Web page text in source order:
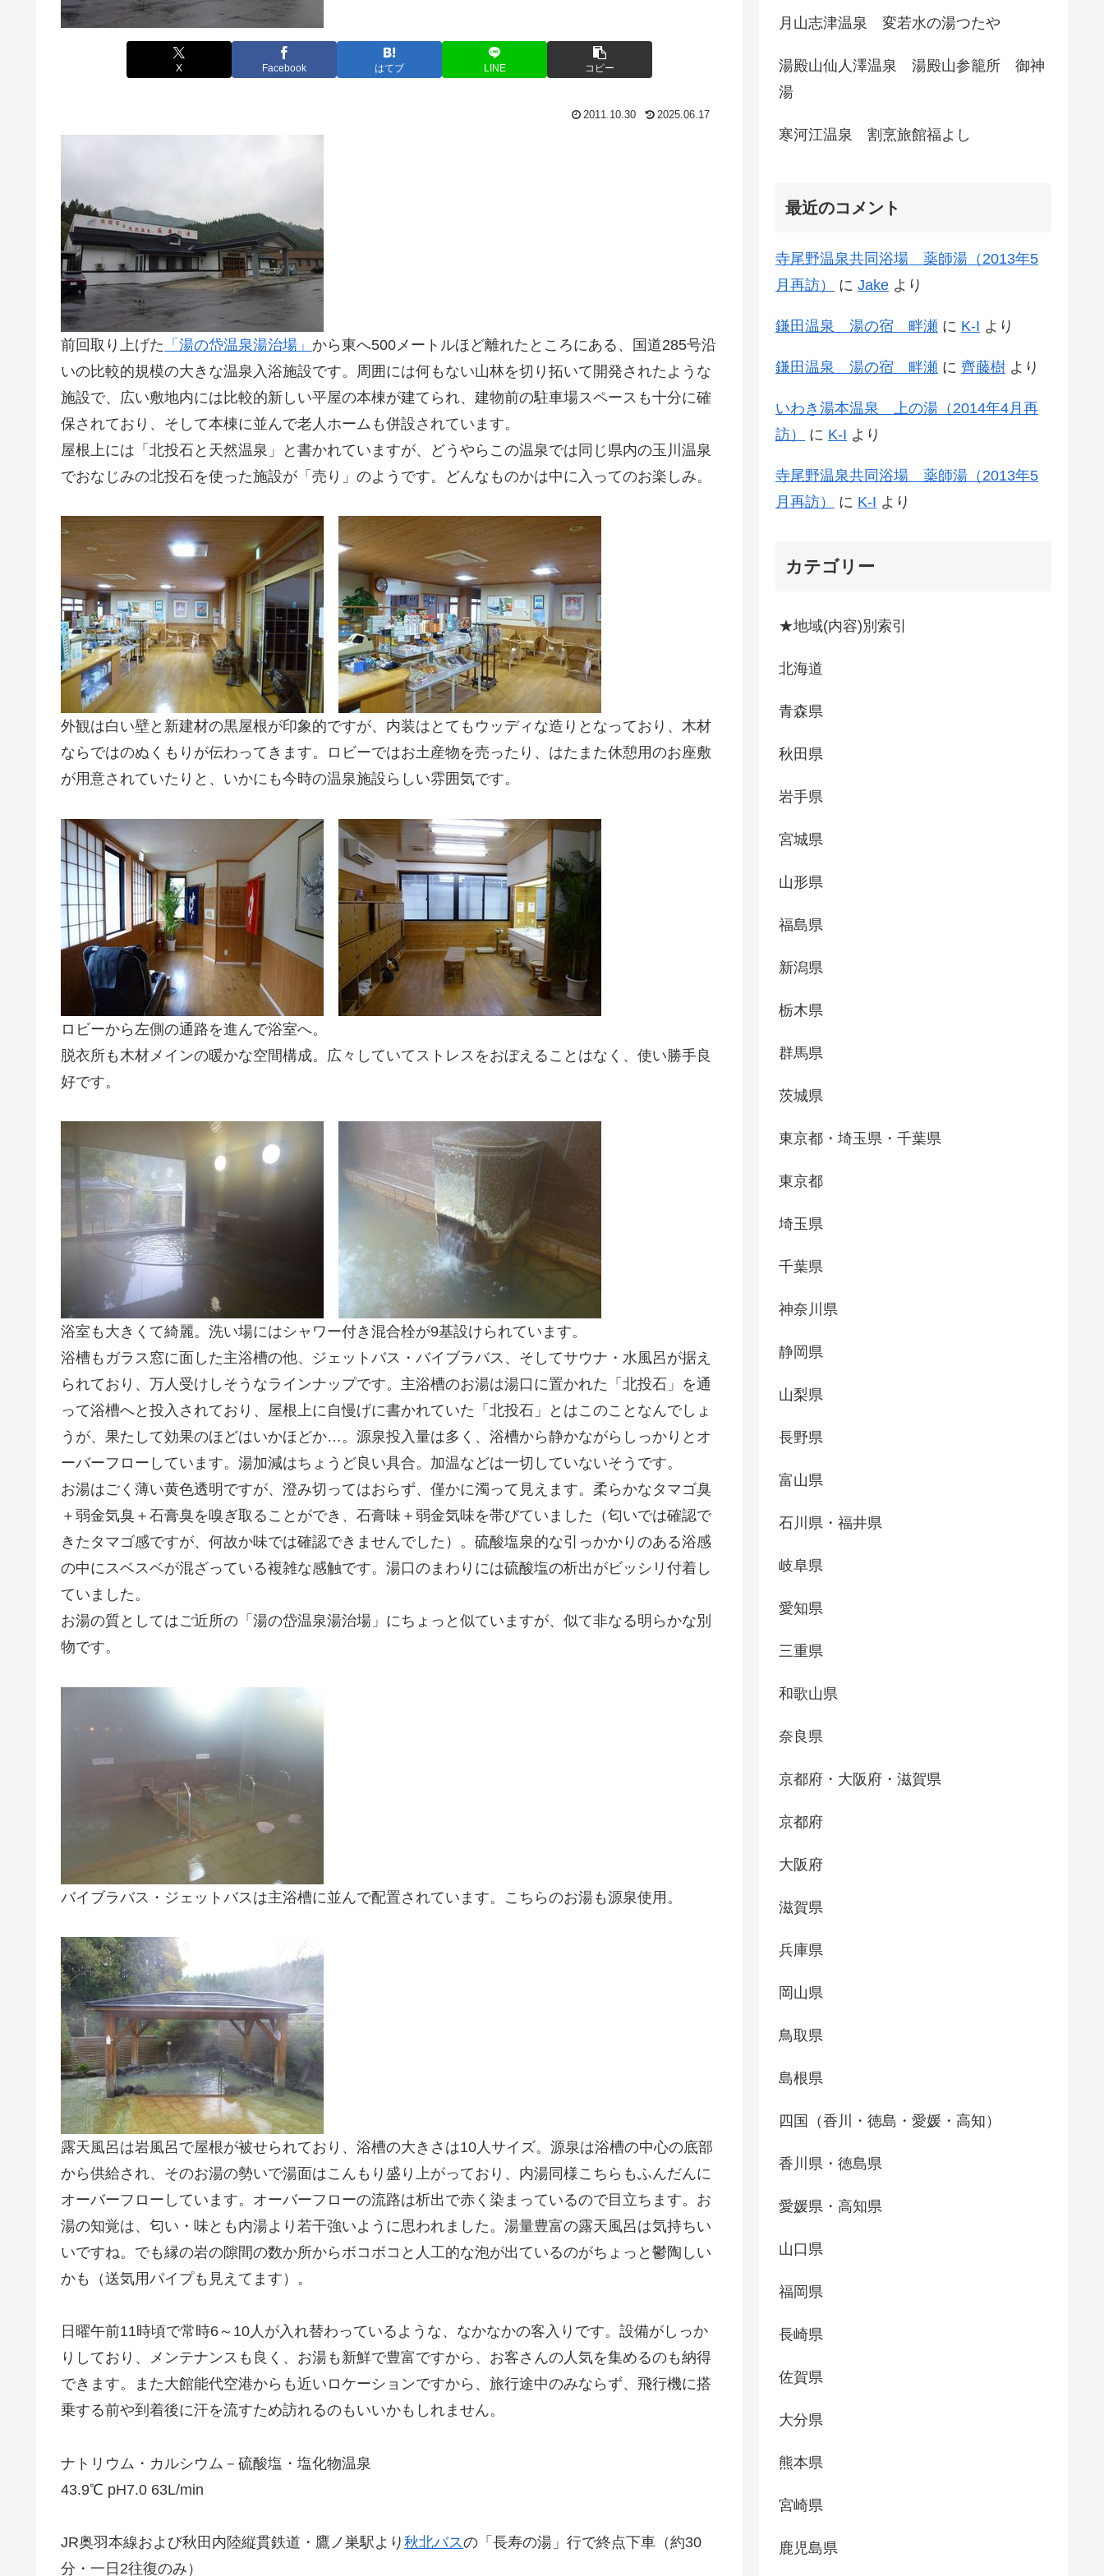
X Facebook はてブ LINE コピー
2011.10.30 2025.06.17
前回取り上げた 「湯の岱温泉湯治場」 から東へ500メートルほど離れたところにある、国道285号沿
いの比較的規模の大きな温泉入浴施設です。周囲には何もない山林を切り拓いて開発されたような
施設で、広い敷地内には比較的新しい平屋の本棟が建てられ、建物前の駐車場スペースも十分に確
保されており、そして本棟に並んで老人ホームも併設されています。
屋根上には「北投石と天然温泉」と書かれていますが、どうやらこの温泉では同じ県内の玉川温泉
でおなじみの北投石を使った施設が「売り」のようです。どんなものかは中に入ってのお楽しみ。
外観は白い壁と新建材の黒屋根が印象的ですが、内装はとてもウッディな造りとなっており、木材
ならではのぬくもりが伝わってきます。ロビーではお土産物を売ったり、はたまた休憩用のお座敷
が用意されていたりと、いかにも今時の温泉施設らしい雰囲気です。
ロビーから左側の通路を進んで浴室へ。
脱衣所も木材メインの暖かな空間構成。広々していてストレスをおぼえることはなく、使い勝手良
好です。
浴室も大きくて綺麗。洗い場にはシャワー付き混合栓が9基設けられています。
浴槽もガラス窓に面した主浴槽の他、ジェットバス・バイブラバス、そしてサウナ・水風呂が据え
られており、万人受けしそうなラインナップです。主浴槽のお湯は湯口に置かれた「北投石」を通
って浴槽へと投入されており、屋根上に自慢げに書かれていた「北投石」とはこのことなんでしょ
うが、果たして効果のほどはいかほどか…。源泉投入量は多く、浴槽から静かながらしっかりとオ
ーバーフローしています。湯加減はちょうど良い具合。加温などは一切していないそうです。
お湯はごく薄い黄色透明ですが、澄み切ってはおらず、僅かに濁って見えます。柔らかなタマゴ臭
＋弱金気臭＋石膏臭を嗅ぎ取ることができ、石膏味＋弱金気味を帯びていました（匂いでは確認で
きたタマゴ感ですが、何故か味では確認できませんでした）。硫酸塩泉的な引っかかりのある浴感
の中にスベスベが混ざっている複雑な感触です。湯口のまわりには硫酸塩の析出がビッシリ付着し
ていました。
お湯の質としてはご近所の「湯の岱温泉湯治場」にちょっと似ていますが、似て非なる明らかな別
物です。
バイブラバス・ジェットバスは主浴槽に並んで配置されています。こちらのお湯も源泉使用。
露天風呂は岩風呂で屋根が被せられており、浴槽の大きさは10人サイズ。源泉は浴槽の中心の底部
から供給され、そのお湯の勢いで湯面はこんもり盛り上がっており、内湯同様こちらもふんだんに
オーバーフローしています。オーバーフローの流路は析出で赤く染まっているので目立ちます。お
湯の知覚は、匂い・味とも内湯より若干強いように思われました。湯量豊富の露天風呂は気持ちい
いですね。でも縁の岩の隙間の数か所からボコボコと人工的な泡が出ているのがちょっと鬱陶しい
かも（送気用パイプも見えてます）。
日曜午前11時頃で常時6～10人が入れ替わっているような、なかなかの客入りです。設備がしっか
りしており、メンテナンスも良く、お湯も新鮮で豊富ですから、お客さんの人気を集めるのも納得
できます。また大館能代空港からも近いロケーションですから、旅行途中のみならず、飛行機に搭
乗する前や到着後に汗を流すため訪れるのもいいかもしれません。
ナトリウム・カルシウム－硫酸塩・塩化物温泉
43.9℃ pH7.0 63L/min
JR奥羽本線および秋田内陸縦貫鉄道・鷹ノ巣駅より 秋北バスの「長寿の湯」行で終点下車（約30
分・一日2往復のみ）
月山志津温泉 変若水の湯つたや
湯殿山仙人澤温泉 湯殿山参籠所 御神
湯
寒河江温泉 割烹旅館福よし
最近のコメント
寺尾野温泉共同浴場 薬師湯（2013年5
月再訪）
に Jake より
鎌田温泉 湯の宿 畔瀬 に K-I より
鎌田温泉 湯の宿 畔瀬 に 齊藤樹 より
いわき湯本温泉 上の湯（2014年4月再
訪）
に K-I より
寺尾野温泉共同浴場 薬師湯（2013年5
月再訪）
に K-I より
カテゴリー
★地域(内容)別索引
北海道
青森県
秋田県
岩手県
宮城県
山形県
福島県
新潟県
栃木県
群馬県
茨城県
東京都・埼玉県・千葉県
東京都
埼玉県
千葉県
神奈川県
静岡県
山梨県
長野県
富山県
石川県・福井県
岐阜県
愛知県
三重県
和歌山県
奈良県
京都府・大阪府・滋賀県
京都府
大阪府
滋賀県
兵庫県
岡山県
鳥取県
島根県
四国（香川・徳島・愛媛・高知）
香川県・徳島県
愛媛県・高知県
山口県
福岡県
長崎県
佐賀県
大分県
熊本県
宮崎県
鹿児島県